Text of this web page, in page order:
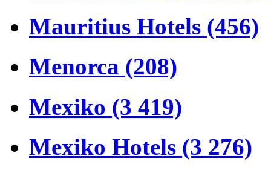
Mauritius Hotels (456)
Menorca (208)
Mexiko (3 419)
Mexiko Hotels (3 276)